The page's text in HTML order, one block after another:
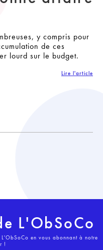
y compris pour
de ces
lourd sur le budget.
Lire l'article
L'ObSoCo
en vous abonnant à notre
!